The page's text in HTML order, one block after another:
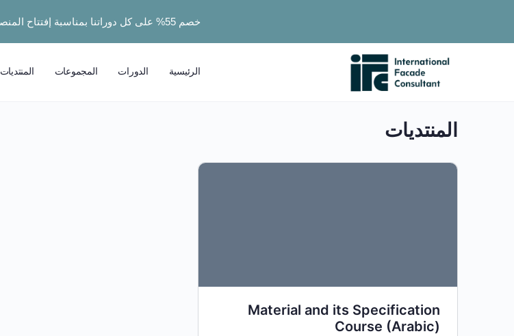
الرئيسية الدورات المجموعات المنتديات
المنتديات
Material and its Specification
Course (Arabic)
خصم 55% على كل دوراتنا بمناسبة إفتتاح المنصة